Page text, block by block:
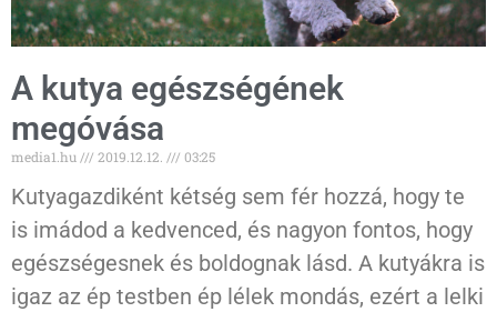
A kutya egészségének
megóvása
media1.hu 2019.12.12. 03:25
Kutyagazdiként kétség sem fér hozzá, hogy te
is imádod a kedvenced, és nagyon fontos, hogy
egészségesnek és boldognak lásd. A kutyákra is
igaz az ép testben ép lélek mondás, ezért a lelki